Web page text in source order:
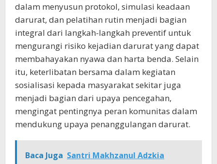
dalam menyusun protokol, simulasi keadaan
darurat, dan pelatihan rutin menjadi bagian
integral dari langkah-langkah preventif untuk
mengurangi risiko kejadian darurat yang dapat
membahayakan nyawa dan harta benda. Selain
itu, keterlibatan bersama dalam kegiatan
sosialisasi kepada masyarakat sekitar juga
menjadi bagian dari upaya pencegahan,
mengingat pentingnya peran komunitas dalam
mendukung upaya penanggulangan darurat.
Baca Juga Santri Makhzanul Adzkia